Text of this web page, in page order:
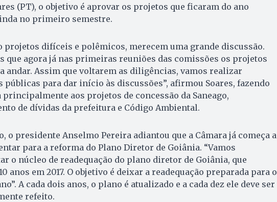
(PT), o objetivo é aprovar os projetos que ficaram do ano
no primeiro semestre.
projetos difíceis e polêmicos, merecem uma grande discussão.
que agora já nas primeiras reuniões das comissões os projetos
andar. Assim que voltarem as diligências, vamos realizar
públicas para dar início às discussões”, afirmou Soares, fazendo
aos projetos de concessão da Saneago,
de dívidas da prefeitura e Código Ambiental.
o presidente Anselmo Pereira adiantou que a Câmara já começa a
para a reforma do Plano Diretor de Goiânia. “Vamos
o núcleo de readequação do plano diretor de Goiânia, que
anos em 2017. O objetivo é deixar a readequação preparada para o
A cada dois anos, o plano é atualizado e a cada dez ele deve ser
refeito.